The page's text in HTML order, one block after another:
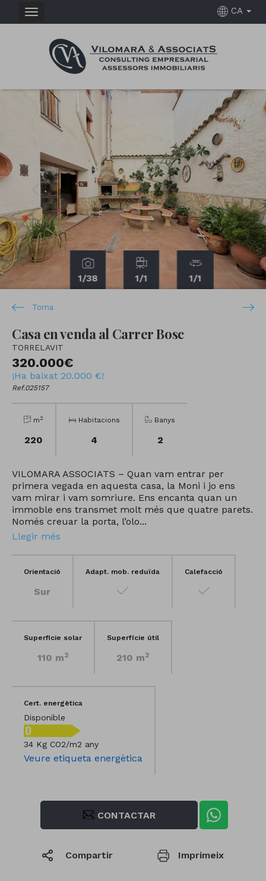
CA
1/38 1/1 1/1
Previous Next
Torna
Casa en venda al Carrer Bosc
TORRELAVIT
320.000€
¡Ha baixat 20.000 €!
Ref.025157
m 2
220
Habitacions
4
Banys
2
VILOMARA ASSOCIATS – Quan vam entrar per
primera vegada en aquesta casa, la Moni i jo ens
vam mirar i vam somriure. Ens encanta quan un
immoble ens transmet molt més que quatre parets.
Només creuar la porta, l’olo...
Llegir més
Orientació
Sur
Adapt. mob. reduïda Calefacció
Superficie solar
110 m2
Superfície útil
210 m2
Cert. energètica
Disponible
34 Kg CO2/m2 any
Veure etiqueta energètica
CONTACTAR
Compartir Imprimeix